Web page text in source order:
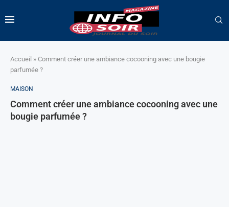
Accueil » Comment créer une ambiance cocooning avec une bougie
parfumée ?
MAISON
Comment créer une ambiance cocooning avec une
bougie parfumée ?